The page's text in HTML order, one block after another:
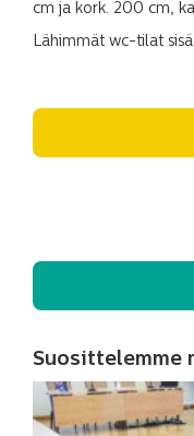
cm ja kork. 200 cm,
Lähimmät wc-tilat
Suosittelemme